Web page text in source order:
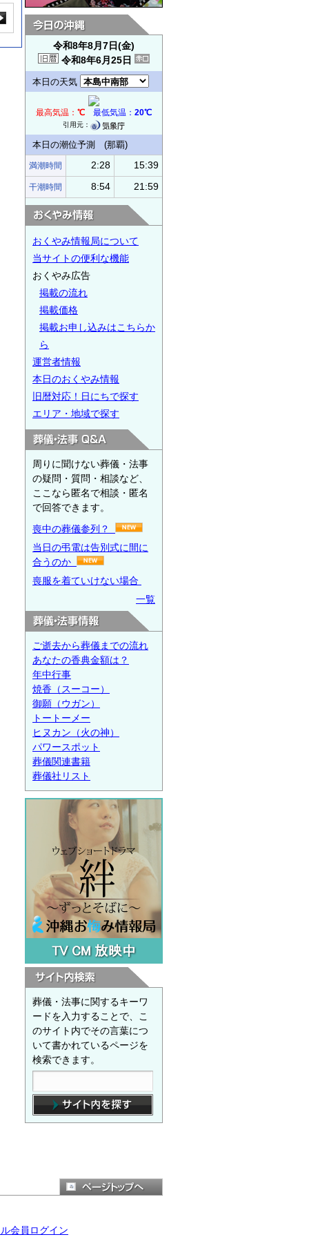
令和8年8月7日(金)
令和8年6月25日
本日の天気
最高気温： ℃ 最低気温： 20℃
引用元：
本日の潮位予測 (那覇)
満潮時間 2:28 15:39
干潮時間 8:54 21:59
おくやみ情報局について
当サイトの便利な機能
おくやみ広告
掲載の流れ
掲載価格
掲載お申し込みはこちらか
ら
運営者情報
本日のおくやみ情報
旧暦対応！日にちで探す
エリア・地域で探す
周りに聞けない葬儀・法事
の疑問・質問・相談など、
ここなら匿名で相談・匿名
で回答できます。
喪中の葬儀参列？
当日の弔電は告別式に間に
合うのか
喪服を着ていけない場合
一覧
ご逝去から葬儀までの流れ
あなたの香典金額は？
年中行事
焼香（スーコー）
御願（ウガン）
トートーメー
ヒヌカン（火の神）
パワースポット
葬儀関連書籍
葬儀社リスト
葬儀・法事に関するキーワ
ードを入力することで、こ
のサイト内でその言葉につ
いて書かれているページを
検索できます。
会員ログイン